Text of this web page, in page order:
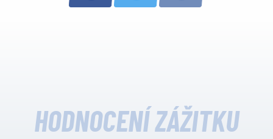
HODNOCENÍ ZÁŽITKU